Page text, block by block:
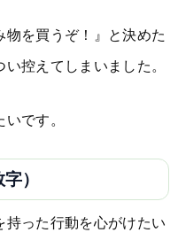
を買うぞ！』と決めた
控えてしまいました。
です。
）
持った行動を心がけたい